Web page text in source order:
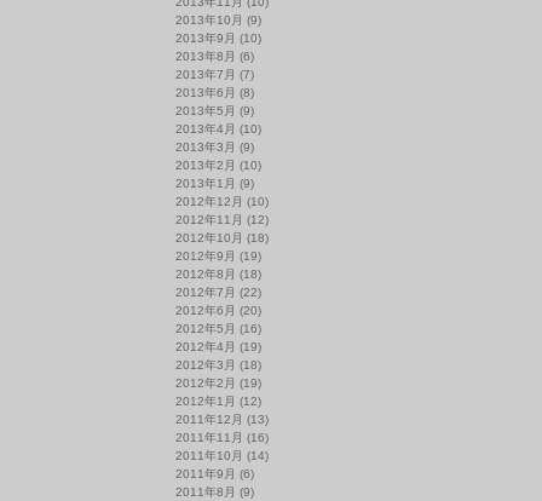
2013年10月 (9)
2013年9月 (10)
2013年8月 (6)
2013年7月 (7)
2013年6月 (8)
2013年5月 (9)
2013年4月 (10)
2013年3月 (9)
2013年2月 (10)
2013年1月 (9)
2012年12月 (10)
2012年11月 (12)
2012年10月 (18)
2012年9月 (19)
2012年8月 (18)
2012年7月 (22)
2012年6月 (20)
2012年5月 (16)
2012年4月 (19)
2012年3月 (18)
2012年2月 (19)
2012年1月 (12)
2011年12月 (13)
2011年11月 (16)
2011年10月 (14)
2011年9月 (6)
2011年8月 (9)